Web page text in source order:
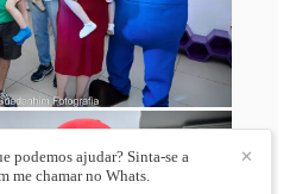
✕
podemos ajudar? Sinta-se a
me chamar no Whats.